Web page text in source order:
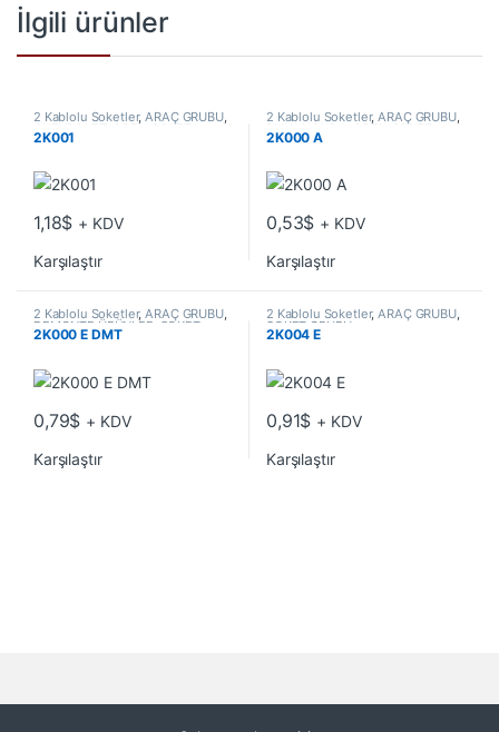
İlgili ürünler
2 Kablolu Soketler, ARAÇ GRUBU,
CHEVROLET OPEL SOKET
GRUBU
2K001
1,18$ + KDV
Karşılaştır
2 Kablolu Soketler, ARAÇ GRUBU,
OPEL SOKET
GRUBU
2K000 A
0,53$ + KDV
Karşılaştır
2 Kablolu Soketler,ARAÇ GRUBU,
DEMONTE ÜRÜNLER SOKET
GRUBU
2K000 E DMT
0,79$ + KDV
Karşılaştır
2 Kablolu Soketler,ARAÇ GRUBU,
SOKET GRUBU
2K004 E
0,91$ + KDV
Karşılaştır